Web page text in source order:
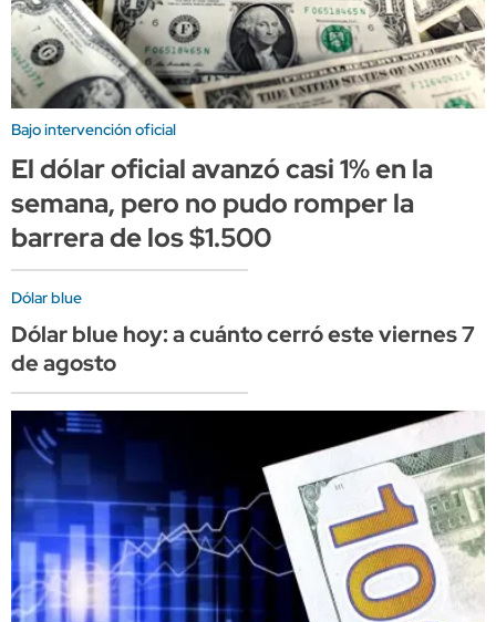
Bajo intervención oficial
El dólar oficial avanzó casi 1% en la
semana, pero no pudo romper la
barrera de los $1.500
Dólar blue
Dólar blue hoy: a cuánto cerró este viernes 7
de agosto